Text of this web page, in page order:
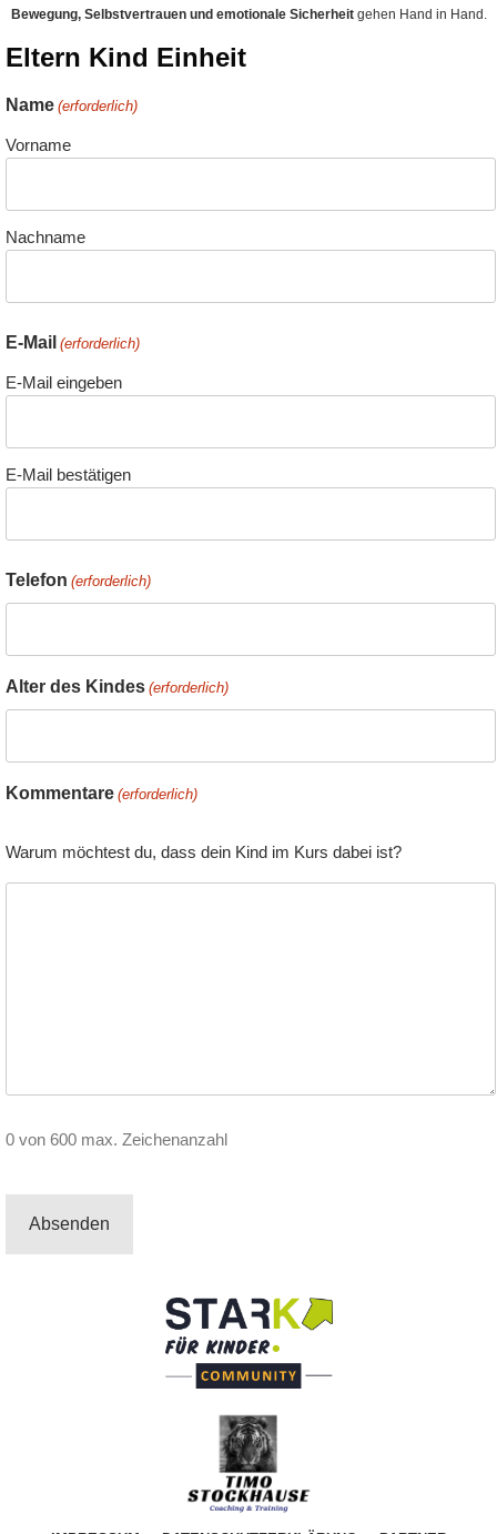
Bewegung, Selbstvertrauen und emotionale Sicherheitgehen Hand in Hand.
Eltern Kind Einheit
Name (erforderlich)
Vorname
Nachname
E-Mail (erforderlich)
E-Mail eingeben
E-Mail bestätigen
Telefon (erforderlich)
Alter des Kindes (erforderlich)
Kommentare (erforderlich)
Warum möchtest du, dass dein Kind im Kurs dabei ist?
0 von 600 max. Zeichenanzahl